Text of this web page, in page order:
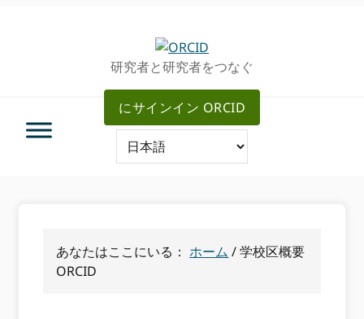
研究者と研究者をつなぐ
にサインイン ORCID
あなたはここにいる：ホーム /学校区概要
ORCID